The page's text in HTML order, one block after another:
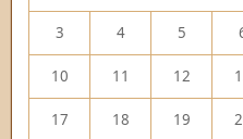
3 4 5
10 11 12
17 18 19